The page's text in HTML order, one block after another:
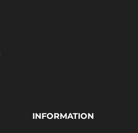
INFORMATION